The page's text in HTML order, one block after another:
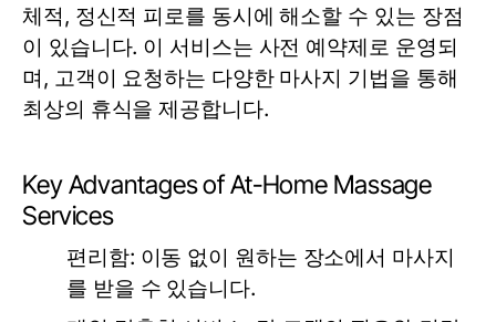
체적, 정신적 피로를 동시에 해소할 수 있는 장점
이 있습니다. 이 서비스는 사전 예약제로 운영되
며, 고객이 요청하는 다양한 마사지 기법을 통해
최상의 휴식을 제공합니다.
Key Advantages of At-Home Massage
Services
편리함: 이동 없이 원하는 장소에서 마사지
를 받을 수 있습니다.